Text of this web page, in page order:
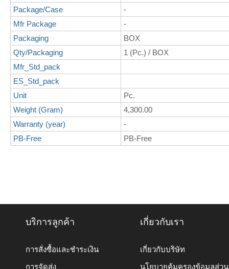
Package/Case
-
Mfr Package
-
Packaging
BOX
Qty/Packaging
1 (Pc.) / BOX
Mfr_Std_pack
ES_Std_pack
Unit
Pc.
Weight (Gram)
4,300.00
Warranty (year)
-
PB-Free
PB-Free
บริการลูกค้า
การสั่งซื้อและชำระเงิน
การจัดส่ง
เกี่ยวกับเรา
เกี่ยวกับบริษัท
นโยบายคุ้มครองข้อมูลส่ว